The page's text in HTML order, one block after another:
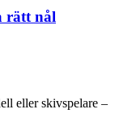
rätt nål
eller skivspelare –